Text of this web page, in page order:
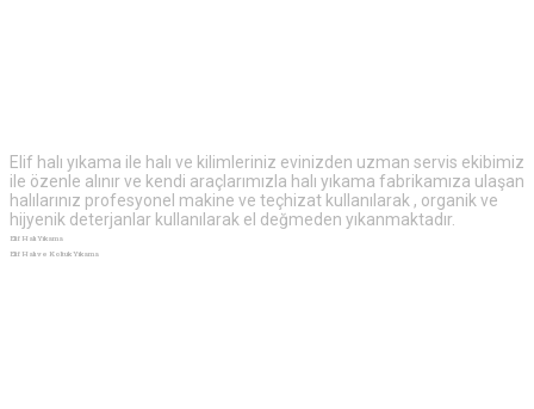
Elif halı yıkama ile halı ve kilimleriniz evinizden uzman servis ekibimiz
ile özenle alınır ve kendi araçlarımızla halı yıkama fabrikamıza ulaşan
halılarınız profesyonel makine ve teçhizat kullanılarak , organik ve
hijyenik deterjanlar kullanılarak el değmeden yıkanmaktadır.
Elif Halı Yıkama
Elif Halı ve Koltuk Yıkama